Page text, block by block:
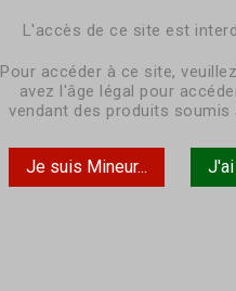
L'accès de ce site est
Pour accéder à ce site,
avez l'âge légal pour
vendant des produits soumis
Je suis Mineur... J'ai